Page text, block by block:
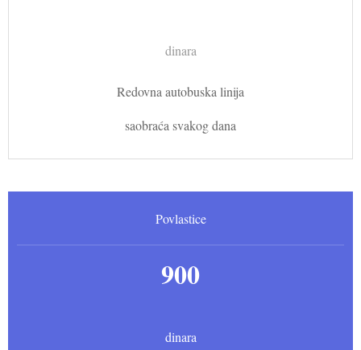
dinara
Redovna autobuska linija
saobraća svakog dana
Povlastice
900
dinara